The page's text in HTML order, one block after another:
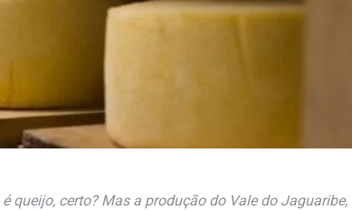
queijo, certo? Mas a produção do Vale do Jaguaribe,